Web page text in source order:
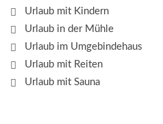
Urlaub mit Kindern
Urlaub in der Mühle
Urlaub im Umgebindehaus
Urlaub mit Reiten
Urlaub mit Sauna